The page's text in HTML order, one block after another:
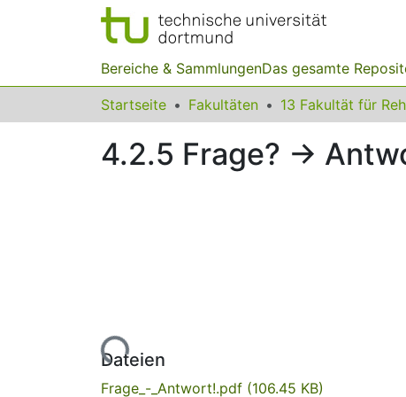
Bereiche & SammlungenDas gesamte
Startseite Fakultäten
4.2.5 Frage? ->
Lade...
Dateien
Frage_-_Antwort!.pdf (106.45 KB)